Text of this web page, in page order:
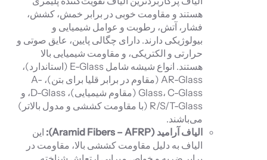
هستند و مقاومت خوبی در برابر خمش، کشش،
فشار، آتش، رطوبت و عوامل شیمیایی و
بیولوژیکی دارند. دارای چگالی پایین، عایق صوتی و
حرارتی و الکتریکی، و مقاومت شیمیایی بالا
هستند. انواع شیشه شامل E-Glass (استاندارد)،
AR-Glass (مقاوم در برابر قلیا برای بتن)، A-
Glass، C-Glass (مقاوم شیمیایی)، D-Glass، و
R/S/T-Glass (با مقاومت کششی و مدول بالاتر)
می‌باشند.
الیاف آرامید (Aramid Fibers – AFRP
): این
الیاف به دلیل مقاومت کششی بالا، مقاومت در